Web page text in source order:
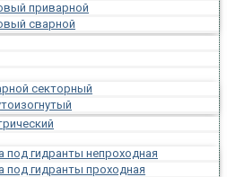
приварной
сварной
секторный
под гидранты непроходная
под гидранты проходная